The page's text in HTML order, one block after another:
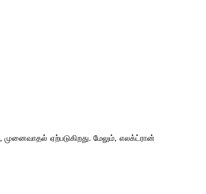
, முனைவாதல் ஏற்படுகிறது. மேலும், எலக்ட்ரான்